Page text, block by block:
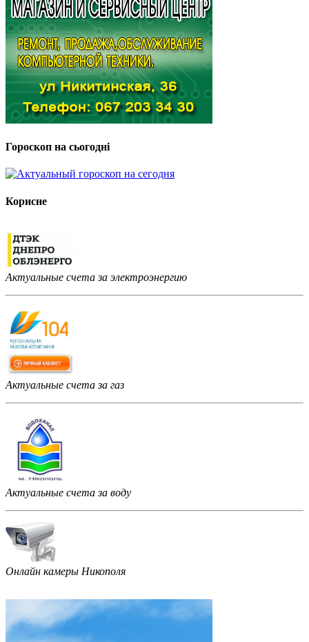
Гороскоп на сьогодні
Корисне
Актуальные счета за электроэнергию
Актуальные счета за газ
Актуальные счета за воду
Онлайн камеры Никополя